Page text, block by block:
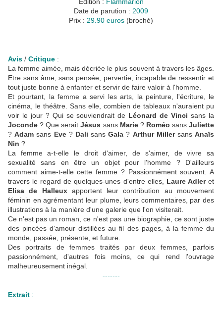
Date de parution : 2009
Prix : 29.90 euros (broché)
Avis / Critique :
La femme aimée, mais décriée le plus souvent à travers les âges.
Etre sans âme, sans pensée, pervertie, incapable de ressentir et
tout juste bonne à enfanter et servir de faire valoir à l'homme.
Et pourtant, la femme a servi les arts, la peinture, l'écriture, le
cinéma, le théâtre. Sans elle, combien de tableaux n'auraient pu
voir le jour ? Qui se souviendrait de Léonard de Vincisans la
Joconde ? Que seraitJésus sans Marie? Roméo sansJuliette
?Adam sans Eve? Dali sansGala ? Arthur MillersansAnaïs
Nin ?
La femme a-t-elle le droit d'aimer, de s'aimer, de vivre sa
sexualité sans en être un objet pour l'homme ? D'ailleurs
comment aime-t-elle cette femme ? Passionnément souvent. A
travers le regard de quelques-unes d'entre elles, Laure Adleret
Elisa de Halleuxapportent leur contribution au mouvement
féminin en agrémentant leur plume, leurs commentaires, par des
illustrations à la manière d'une galerie que l'on visiterait.
Ce n'est pas un roman, ce n'est pas une biographie, ce sont juste
des pincées d'amour distillées au fil des pages, à la femme du
monde, passée, présente, et future.
Des portraits de femmes traités par deux femmes, parfois
passionnément, d'autres fois moins, ce qui rend l'ouvrage
malheureusement inégal.
-------
Extrait :